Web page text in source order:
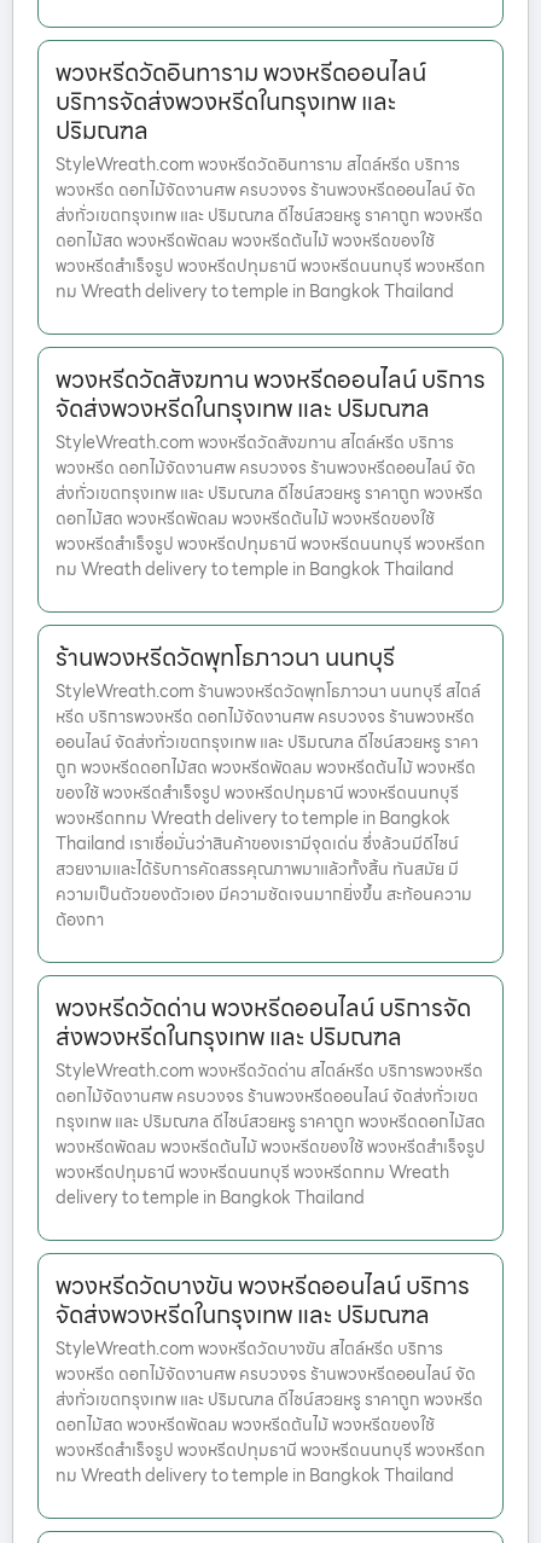
พวงหรีดวัดอินทาราม พวงหรีดออนไลน์
บริการจัดส่งพวงหรีดในกรุงเทพ และ
ปริมณฑล
StyleWreath.com พวงหรีดวัดอินทาราม สไตล์หรีด บริการ
พวงหรีด ดอกไม้จัดงานศพ ครบวงจร ร้านพวงหรีดออนไลน์ จัด
ส่งทั่วเขตกรุงเทพ และ ปริมณฑล ดีไซน์สวยหรู ราคาถูก พวงหรีด
ดอกไม้สด พวงหรีดพัดลม พวงหรีดต้นไม้ พวงหรีดของใช้
พวงหรีดสำเร็จรูป พวงหรีดปทุมธานี พวงหรีดนนทบุรี พวงหรีดก
ทม Wreath delivery to temple in Bangkok Thailand
พวงหรีดวัดสังฆทาน พวงหรีดออนไลน์ บริการ
จัดส่งพวงหรีดในกรุงเทพ และ ปริมณฑล
StyleWreath.com พวงหรีดวัดสังฆทาน สไตล์หรีด บริการ
พวงหรีด ดอกไม้จัดงานศพ ครบวงจร ร้านพวงหรีดออนไลน์ จัด
ส่งทั่วเขตกรุงเทพ และ ปริมณฑล ดีไซน์สวยหรู ราคาถูก พวงหรีด
ดอกไม้สด พวงหรีดพัดลม พวงหรีดต้นไม้ พวงหรีดของใช้
พวงหรีดสำเร็จรูป พวงหรีดปทุมธานี พวงหรีดนนทบุรี พวงหรีดก
ทม Wreath delivery to temple in Bangkok Thailand
ร้านพวงหรีดวัดพุทโธภาวนา นนทบุรี
StyleWreath.com ร้านพวงหรีดวัดพุทโธภาวนา นนทบุรี สไตล์
หรีด บริการพวงหรีด ดอกไม้จัดงานศพ ครบวงจร ร้านพวงหรีด
ออนไลน์ จัดส่งทั่วเขตกรุงเทพ และ ปริมณฑล ดีไซน์สวยหรู ราคา
ถูก พวงหรีดดอกไม้สด พวงหรีดพัดลม พวงหรีดต้นไม้ พวงหรีด
ของใช้ พวงหรีดสำเร็จรูป พวงหรีดปทุมธานี พวงหรีดนนทบุรี
พวงหรีดกทม Wreath delivery to temple in Bangkok
Thailand เราเชื่อมั่นว่าสินค้าของเรามีจุดเด่น ซึ่งล้วนมีดีไซน์
สวยงามและได้รับการคัดสรรคุณภาพมาแล้วทั้งสิ้น ทันสมัย มี
ความเป็นตัวของตัวเอง มีความชัดเจนมากยิ่งขึ้น สะท้อนความ
ต้องกา
พวงหรีดวัดด่าน พวงหรีดออนไลน์ บริการจัด
ส่งพวงหรีดในกรุงเทพ และ ปริมณฑล
StyleWreath.com พวงหรีดวัดด่าน สไตล์หรีด บริการพวงหรีด
ดอกไม้จัดงานศพ ครบวงจร ร้านพวงหรีดออนไลน์ จัดส่งทั่วเขต
กรุงเทพ และ ปริมณฑล ดีไซน์สวยหรู ราคาถูก พวงหรีดดอกไม้สด
พวงหรีดพัดลม พวงหรีดต้นไม้ พวงหรีดของใช้ พวงหรีดสำเร็จรูป
พวงหรีดปทุมธานี พวงหรีดนนทบุรี พวงหรีดกทม Wreath
delivery to temple in Bangkok Thailand
พวงหรีดวัดบางขัน พวงหรีดออนไลน์ บริการ
จัดส่งพวงหรีดในกรุงเทพ และ ปริมณฑล
StyleWreath.com พวงหรีดวัดบางขัน สไตล์หรีด บริการ
พวงหรีด ดอกไม้จัดงานศพ ครบวงจร ร้านพวงหรีดออนไลน์ จัด
ส่งทั่วเขตกรุงเทพ และ ปริมณฑล ดีไซน์สวยหรู ราคาถูก พวงหรีด
ดอกไม้สด พวงหรีดพัดลม พวงหรีดต้นไม้ พวงหรีดของใช้
พวงหรีดสำเร็จรูป พวงหรีดปทุมธานี พวงหรีดนนทบุรี พวงหรีดก
ทม Wreath delivery to temple in Bangkok Thailand